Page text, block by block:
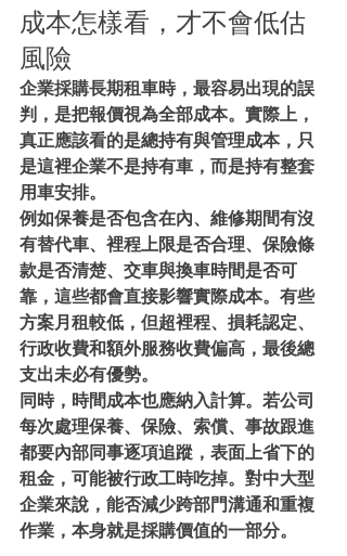
成本怎樣看，才不會低估
風險
企業採購長期租車時，最容易出現的誤
判，是把報價視為全部成本。實際上，
真正應該看的是總持有與管理成本，只
是這裡企業不是持有車，而是持有整套
用車安排。
例如保養是否包含在內、維修期間有沒
有替代車、裡程上限是否合理、保險條
款是否清楚、交車與換車時間是否可
靠，這些都會直接影響實際成本。有些
方案月租較低，但超裡程、損耗認定、
行政收費和額外服務收費偏高，最後總
支出未必有優勢。
同時，時間成本也應納入計算。若公司
每次處理保養、保險、索償、事故跟進
都要內部同事逐項追蹤，表面上省下的
租金，可能被行政工時吃掉。對中大型
企業來說，能否減少跨部門溝通和重複
作業，本身就是採購價值的一部分。